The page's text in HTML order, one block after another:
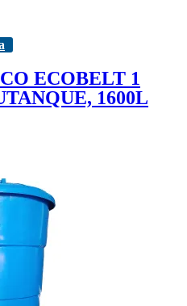
ECOBELT 1
1600L